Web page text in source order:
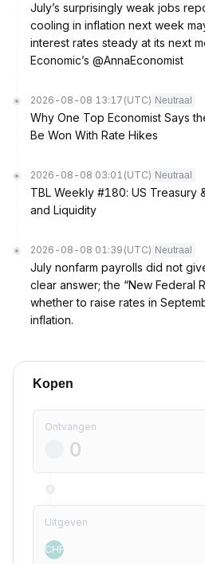
July’s surprisingly weak jobs
cooling in inflation next week
interest rates steady at its next
Economic’s @AnnaEconomist
2026-08-08 13:17 (UTC) Neutraal
Why One Top Economist Says
Be Won With Rate Hikes
2026-08-08 03:01 (UTC) Neutraal
TBL Weekly #180: US Treasury
and Liquidity
2026-08-08 01:39 (UTC) Neutraal
July nonfarm payrolls did not
clear answer; the “New Federal
whether to raise rates in
inflation.
Kopen
Ontvangen
Uitgeven
CHF